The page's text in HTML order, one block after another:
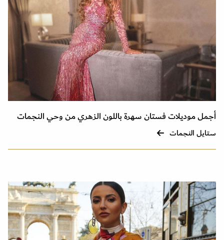
أجمل موديلات فستان سهرة باللون الزهري من وحي النجمات
ستايل النجمات